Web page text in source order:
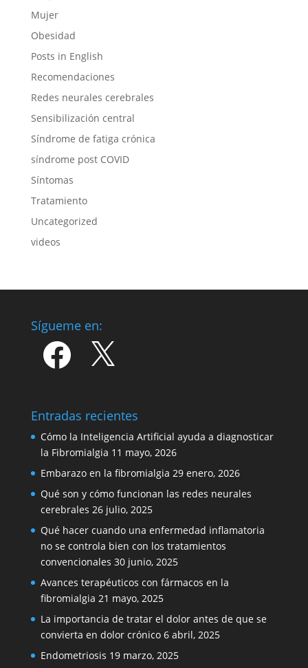
Mujer
Obesidad
Posts in English
Recomendaciones
Redes neurales cerebrales
Sensibilización central
Síndrome de fatiga crónica
síndrome post COVID
Síntomas
Tratamiento
Uncategorized
videos
Sígueme en:
Facebook
Entradas recientes
Cómo la Inteligencia Artificial ayuda a diagnosticar
la Fibromialgia 11 mayo, 2026
Embarazo en la fibromialgia 29 enero, 2026
Qué son y cómo funcionan las redes neurales
cerebrales 26 julio, 2025
Qué hacer cuando una enfermedad inflamatoria
no se controla bien con los tratamientos
convencionales 30 junio, 2025
Avances terapéuticos con fármacos en la
fibromialgia 21 mayo, 2025
La importancia de tratar el dolor antes de que se
convierta en dolor crónico 6 abril, 2025
Endometriosis 19 marzo, 2025